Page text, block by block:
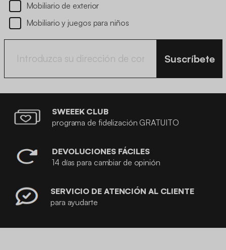
Mobiliario de exterior
Mobiliario y juegos para niños
Suscríbete
SWEEEK CLUB
programa de fidelización GRATUITO
DEVOLUCIONES FÁCILES
14 días para cambiar de opinión
SERVICIO DE ATENCIÓN AL CLIENTE
para ayudarte